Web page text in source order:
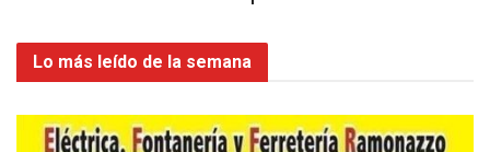
Lo más leído de la semana